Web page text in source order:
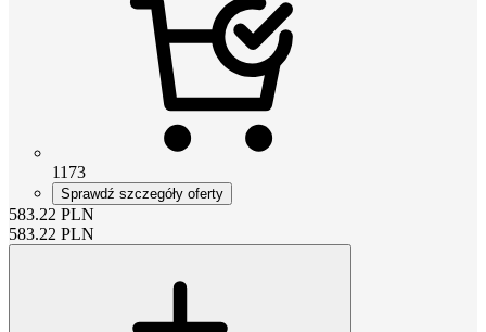
1173
Sprawdź szczegóły oferty
583.22 PLN
583.22 PLN